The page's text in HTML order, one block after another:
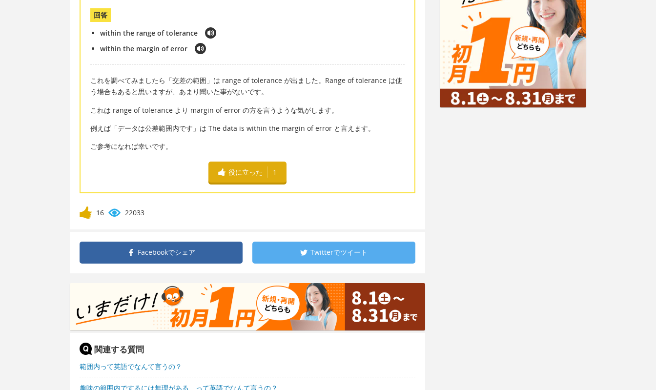
回答
within the range of tolerance
within the margin of error
これを調べてみましたら「交差の範囲」は range of tolerance が出ました。Range of tolerance は使
う場合もあると思いますが、あまり聞いた事がないです。
これは range of tolerance より margin of error の方を言うような気がします。
例えば「データは公差範囲内です」は The data is within the margin of error と言えます。
ご参考になれば幸いです。
役に立った 1
16 22033
Facebookでシェア Twitterでツイート
関連する質問
範囲内って英語でなんて言うの？
趣味の範囲内でするには無理がある って英語でなんて言うの？